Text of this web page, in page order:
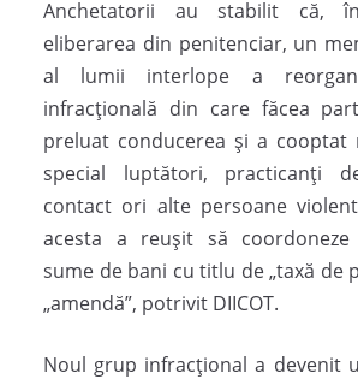
Anchetatorii au stabilit că,
eliberarea din penitenciar, un
al lumii interlope a
infracțională din care făcea
preluat conducerea și a cooptat
special luptători, practicanți
contact ori alte persoane
acesta a reușit să
sume de bani cu titlu de „taxă de
„amendă”, potrivit DIICOT.
Noul grup infracțional a devenit